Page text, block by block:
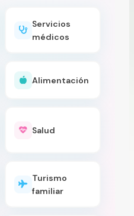
Servicios
médicos
Alimentación
Salud
Turismo
familiar